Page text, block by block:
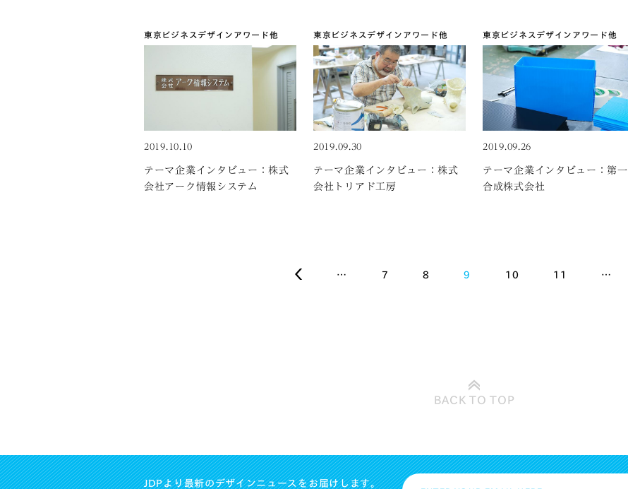
東京ビジネスデザインアワード他
2019.10.10
テーマ企業インタビュー：株式
会社アーク情報システム
東京ビジネスデザインアワード他
2019.09.30
テーマ企業インタビュー：株式
会社トリアド工房
東京ビジネスデザインアワード他
2019.09.26
テーマ企業インタビュー：第一
合成株式会社
… 7 8 9 10 11 …
BACK TOTOP
JDPより最新のデザインニュースをお届けします。